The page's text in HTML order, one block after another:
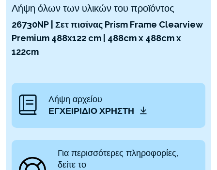
Λήψη όλων των υλικών του προϊόντος
26730NP | Σετ πισίνας Prism Frame Clearview
Premium 488x122 cm | 488cm x 488cm x
122cm
Λήψη αρχείου
ΕΓΧΕΙΡΊΔΙΟ ΧΡΉΣΤΗ
Για περισσότερες πληροφορίες,
δείτε το